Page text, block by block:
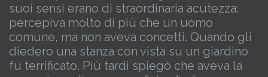
suoi sensi erano di straordinaria acutezza:
percepiva molto di più che un uomo
comune, ma non aveva concetti. Quando gli
diedero una stanza con vista su un giardino
fu terrificato. Più tardi spiegò che aveva la